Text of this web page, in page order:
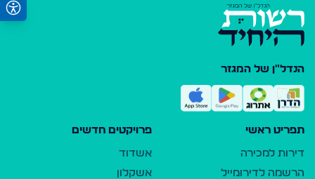
הנדל"ן של המגזר
תפריט ראשי
דירות למכירה
הרשמה לדירומייל
פרויקטים חדשים
אשדוד
אשקלון